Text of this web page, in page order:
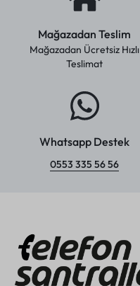
Mağazadan Teslim
Mağazadan Ücretsiz Hızlı
Teslimat
Whatsapp Destek
0553 335 56 56